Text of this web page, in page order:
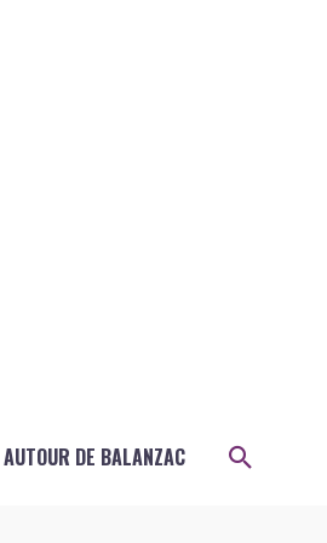
AUTOUR DE BALANZAC